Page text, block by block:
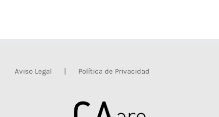
Aviso Legal Política de Privacidad